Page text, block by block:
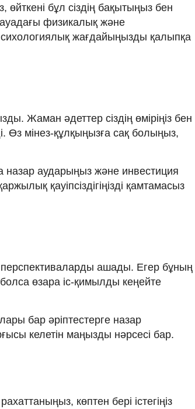
бұл сіздің бақытыңыз бен
физикалық және
жағдайыңызды қалыпқа
Жаман әдеттер сіздің өміріңіз бен
Өз мінез-құлқыңызға сақ болыңыз,
аударыңыз және инвестиция
қауіпсіздігіңізді қамтамасыз
ашады. Егер бұның
өзара іс-қимылды кеңейте
бар әріптестерге назар
келетін маңызды нәрсесі бар.
көптен бері істегіңіз